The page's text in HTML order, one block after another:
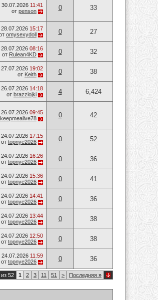
30.07.2026 11:41
от penson 0 33
28.07.2026 15:17
omysexydoll 0 27
28.07.2026 08:16
от Rulean4KD 0 32
27.07.2026 19:02
от Keith 0 38
26.07.2026 14:18
от brazzlojki 4 6,424
26.07.2026 09:45
keepmealive78 0 42
24.07.2026 17:15
от topnye2026 0 52
24.07.2026 16:26
от topnye2026 0 36
24.07.2026 15:36
от topnye2026 0 41
24.07.2026 14:41
от topnye2026 0 36
24.07.2026 13:44
от topnye2026 0 38
24.07.2026 12:50
от topnye2026 0 38
24.07.2026 11:59
от topnye2026 0 36
52 1 2 3 11 51 > Последняя »